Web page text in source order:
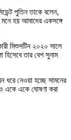
পুতিন তাকে বলেন,
হয় আমাদের একসঙ্গে
মিশুসটিন ২০২০ সালে
তার বেশ সুনাম
ধরে নেওয়া হচ্ছে সামনের
একে একে ঘোষণা করা